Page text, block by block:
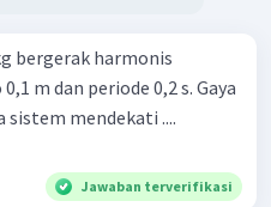
bergerak harmonis
m dan periode 0,2 s. Gaya
sistem mendekati ....
Jawaban terverifikasi